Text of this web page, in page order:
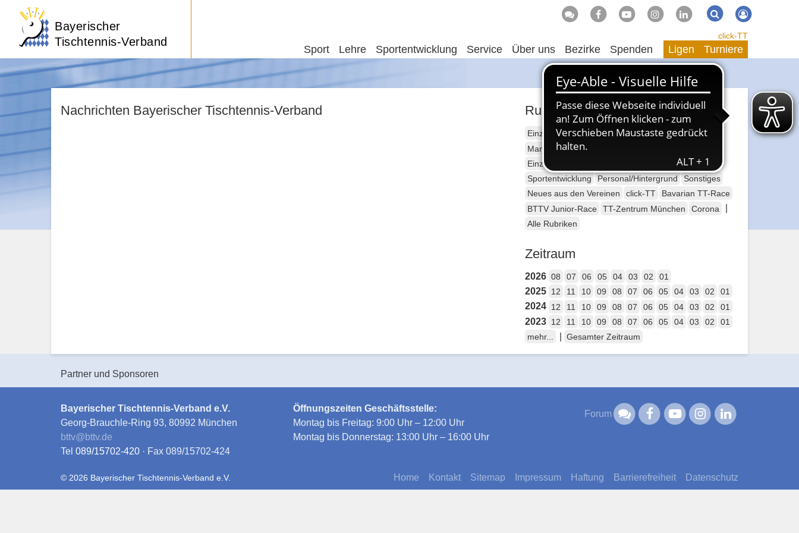
Bayerischer
Tischtennis-Verband
Suche Suchen
Sport Lehre Sportentwicklung Service Über uns Bezirke Spenden
click-TT
Ligen Turniere
Nachrichten Bayerischer Tischtennis-Verband Rubriken
Einzelsport Erwachsene
Mannschaftssport Erwachsene
Einzelsport Jugend
Mannschaftssport Jugend
Sportentwicklung
Personal/Hintergrund
Sonstiges
Neues aus den Vereinen
click-TT
Bavarian TT-Race
BTTV Junior-Race
TT-Zentrum München Corona
Alle Rubriken
Zeitraum
2026 08 07 06 05 04 03 02 01
2025 12 11 10 09 08 07 06 05 04 03 02 01
2024 12 11 10 09 08 07 06 05 04 03 02 01
2023 12 11 10 09 08 07 06 05 04 03 02
01
mehr...
Gesamter Zeitraum
Partner und Sponsoren
Bayerischer Tischtennis-Verband e.V.
Georg-Brauchle-Ring 93, 80992 München
bttv@bttv.de
Tel 089/15702-420 · Fax 089/15702-424
Öffnungszeiten Geschäftsstelle:
Montag bis Freitag: 9:00 Uhr – 12:00 Uhr
Montag bis Donnerstag: 13:00 Uhr – 16:00 Uhr
Forum
Home Kontakt Sitemap Impressum Haftung Barrierefreiheit Datenschutz
© 2026 Bayerischer Tischtennis-Verband e.V.